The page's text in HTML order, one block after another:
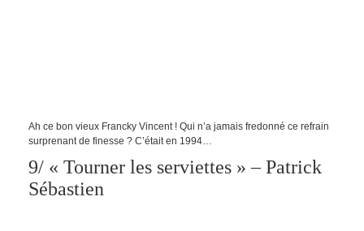
Ah ce bon vieux Francky Vincent ! Qui n’a jamais fredonné ce refrain
surprenant de finesse ? C’était en 1994…
9/ « Tourner les serviettes » – Patrick
Sébastien